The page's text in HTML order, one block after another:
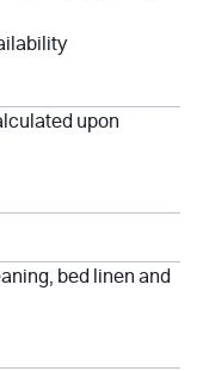
upon
bed linen and